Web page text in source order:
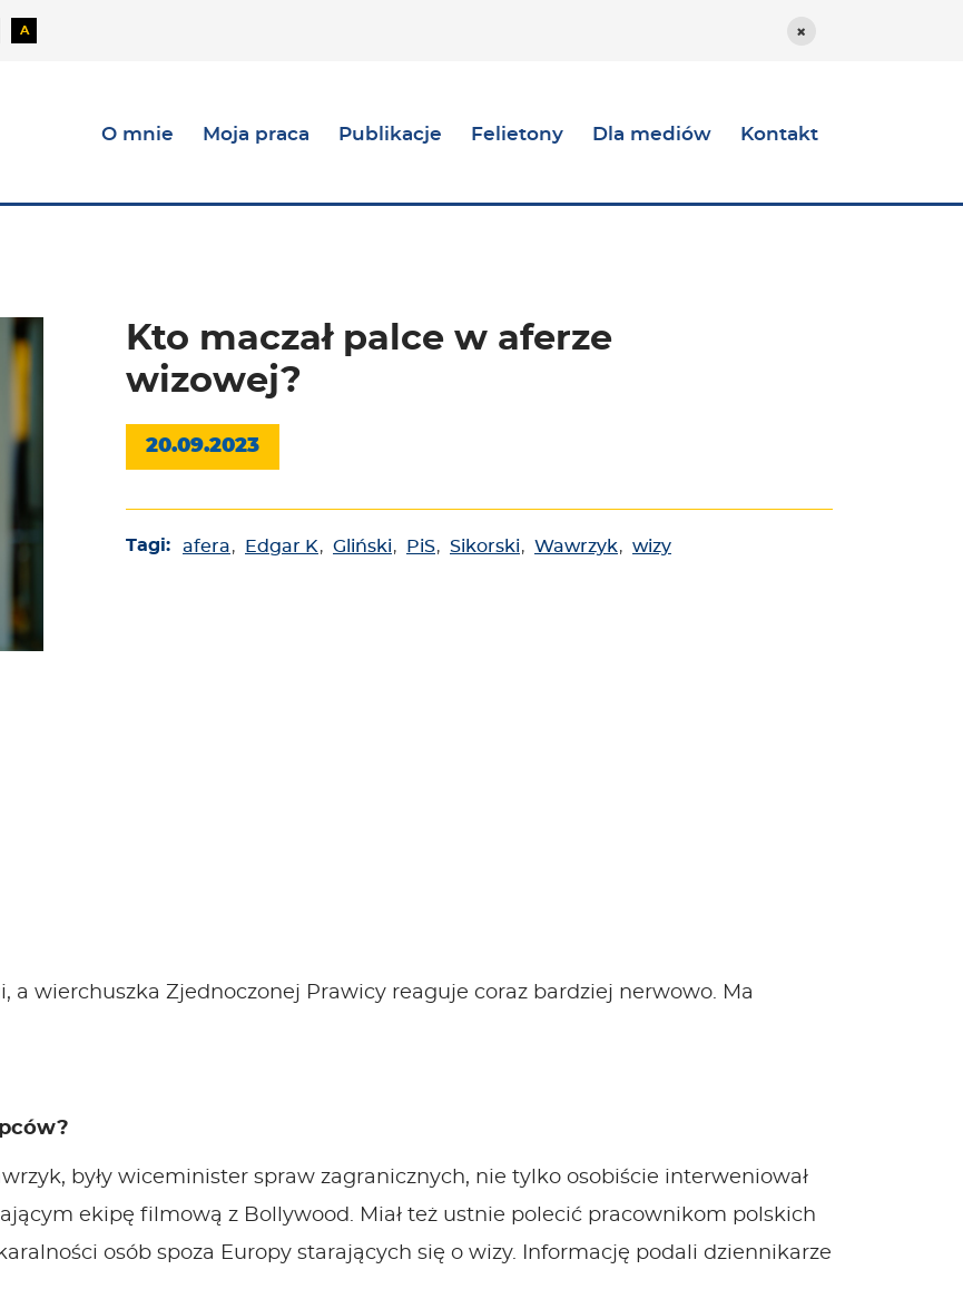
czarno-biały
żółto-zielony
Kontrast czarno-zielony
A
O mnie Moja praca Publikacje Felietony Dla mediów Kontakt
Kto maczał palce w aferze
wizowej?
20.09.2023
Tagi: afera, Edgar K, Gliński, PiS, Sikorski, Wawrzyk, wizy
a wierchuszka Zjednoczonej Prawicy reaguje coraz bardziej nerwowo. Ma
były wiceminister spraw zagranicznych, nie tylko osobiście interweniował
ekipę filmową z Bollywood. Miał też ustnie polecić pracownikom polskich
osób spoza Europy starających się o wizy. Informację podali dziennikarze